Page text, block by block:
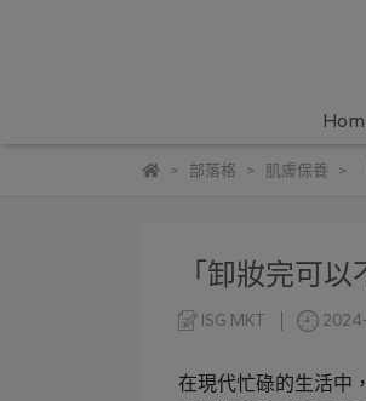
部落格 肌膚保養
「卸妝完可
ISG MKT
在現代忙碌的生活中